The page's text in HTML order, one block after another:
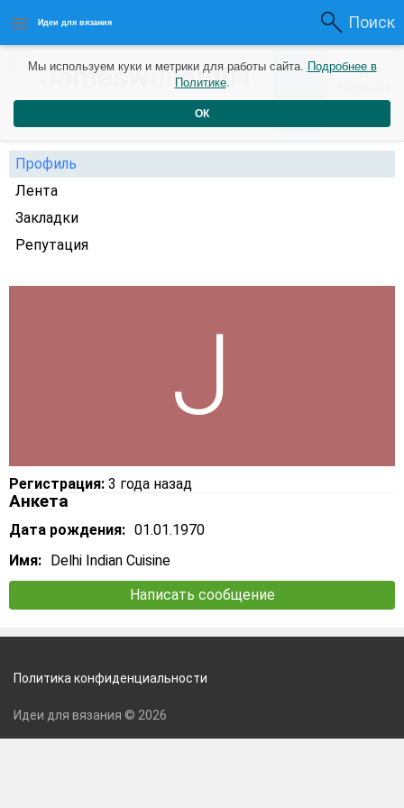
Идеи для вязания Поиск
Jameswilliam013 0 0
Профиль
Лента
Закладки
Репутация
Регистрация: 3 года назад
Анкета
Дата рождения: 01.01.1970
Имя:
Delhi Indian Cuisine
Написать сообщение
Мы используем куки и метрики для работы сайта. Подробнее в
Политике.
ОК
Политика конфиденциальности
Идеи для вязания © 2026